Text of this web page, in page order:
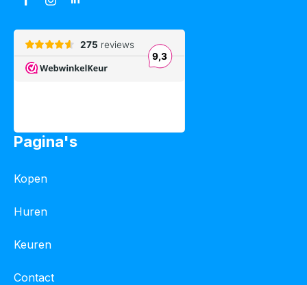
Pagina's
Kopen
Huren
Keuren
Contact